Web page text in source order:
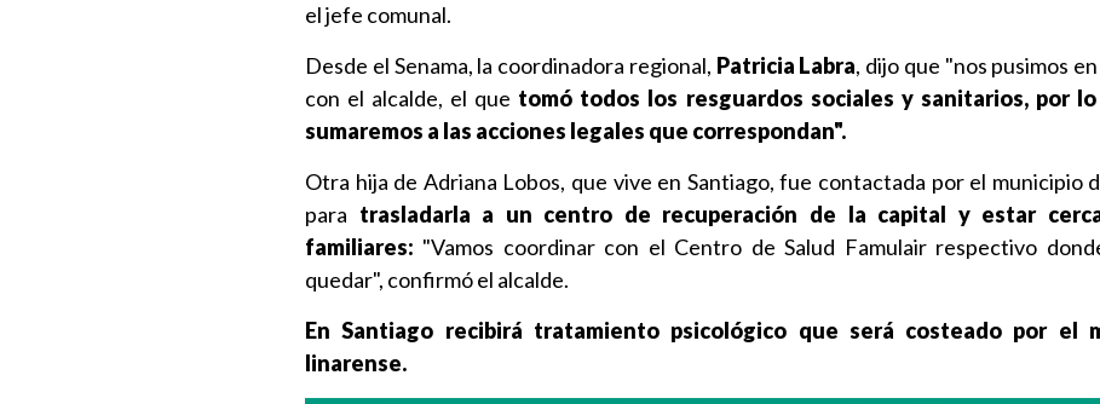
el jefe comunal.
Desde el Senama, la coordinadora regional, Patricia Labra, dijo que "nos pusimos
con el alcalde, el que tomó todos los resguardos sociales y sanitarios, por
sumaremos a las acciones legales que correspondan".
Otra hija de Adriana Lobos, que vive en Santiago, fue contactada por el municipio
para trasladarla a un centro de recuperación de la capital y estar
familiares: "Vamos coordinar con el Centro de Salud Famulair respectivo
quedar", confirmó el alcalde.
En Santiago recibirá tratamiento psicológico que será costeado por el
linarense.